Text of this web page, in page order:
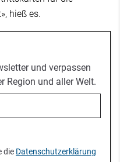
hieß es.
und verpassen
Region und aller Welt.
die Datenschutzerklärung